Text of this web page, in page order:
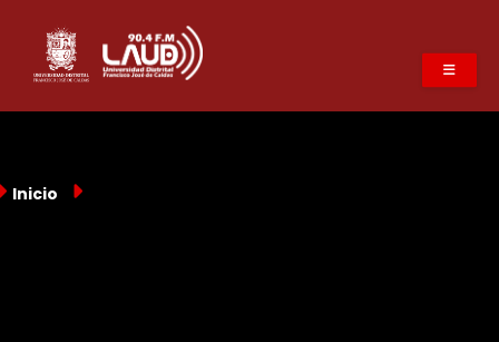
contenido
principal
Inicio